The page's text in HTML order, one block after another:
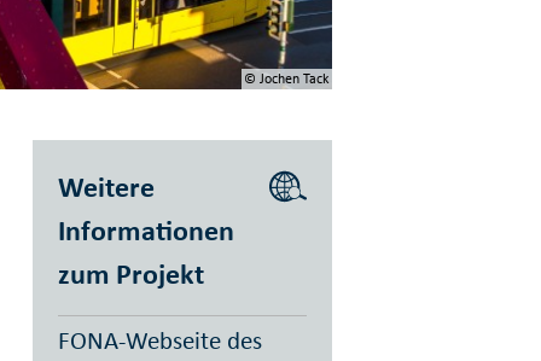
© Jochen Tack
Weitere
Informationen
zum Projekt
FONA-Webseite des